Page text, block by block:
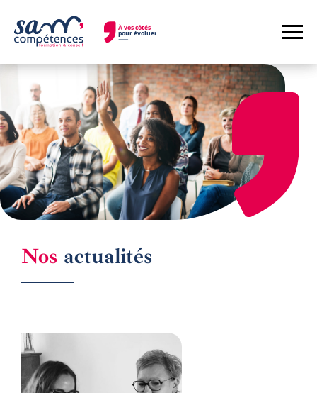
ACTUALITÉS
Nos actualités